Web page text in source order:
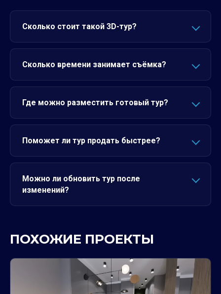
Сколько стоит такой 3D-тур?
Сколько времени занимает съёмка?
Где можно разместить готовый тур?
Поможет ли тур продать быстрее?
Можно ли обновить тур после
изменений?
ПОХОЖИЕ ПРОЕКТЫ